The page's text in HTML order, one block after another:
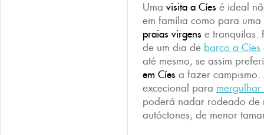
Uma visita a Cíes é ideal
em família como para
praias virgens e tranquilas.
de um dia de barco a Cíes
até mesmo, se assim
em Cíes a fazer
excecional para
poderá nadar rodeado de
autóctones, de menor